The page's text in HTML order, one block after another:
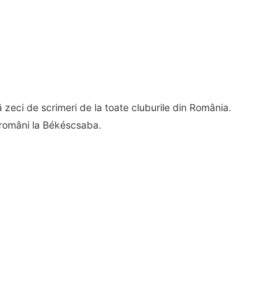
de scrimeri de la toate cluburile din România.
la Békéscsaba.